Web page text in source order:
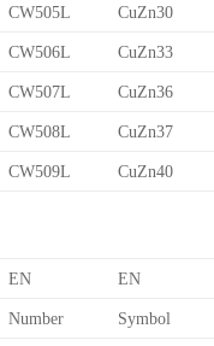
CW505L CuZn30
CW506L CuZn33
CW507L CuZn36
CW508L CuZn37
CW509L CuZn40
EN EN
Number Symbol